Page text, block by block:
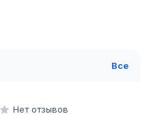
Все
Нет отзывов